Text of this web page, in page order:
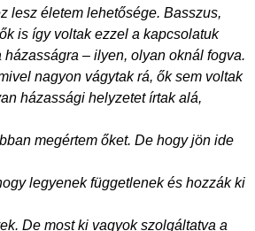
lesz életem lehetősége. Basszus,
is így voltak ezzel a kapcsolatuk
– ilyen, olyan oknál fogva.
nagyon vágytak rá, ők sem voltak
házassági helyzetet írtak alá,
megértem őket. De hogy jön ide
legyenek függetlenek és hozzák ki
De most ki vagyok szolgáltatva a